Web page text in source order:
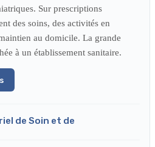
Sur prescriptions
des soins, des activités en
au domicile. La grande
à un établissement sanitaire.
de Soin et de